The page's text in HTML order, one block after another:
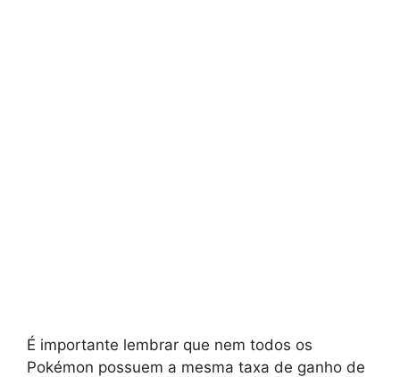
É importante lembrar que nem todos os
Pokémon possuem a mesma taxa de ganho de